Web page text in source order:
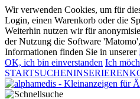
Wir verwenden Cookies, um für
Login, einen Warenkorb oder die
Weiterhin nutzen wir für
der Nutzung die Software
Informationen finden Sie in unserer
OK, ich bin einverstanden Ich
STARTSUCHENINSERIEREN